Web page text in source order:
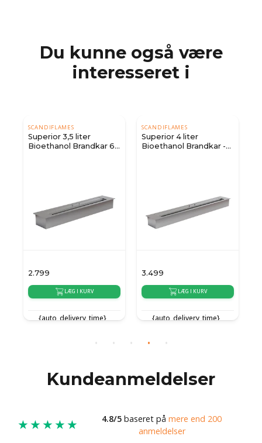
Du kunne også være
interesseret i
SCANDIFLAMES
Superior 3,5 liter
Bioethanol Brandkar 60
2.799
LÆG I KURV
{auto_delivery_time}
SCANDIFLAMES
Superior 4 liter
Bioethanol Brandkar -
3.499
LÆG I KURV
{auto_delivery_time}
Kundeanmeldelser
★★★★★ 4.8/5 baseret på mere end 200
anmeldelser